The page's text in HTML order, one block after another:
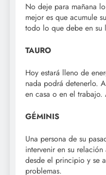
No deje para mañana
mejor es que acumule
todo lo que debe en su
TAURO
Hoy estará lleno de
nada podrá detenerlo.
en casa o en el trabajo.
GÉMINIS
Una persona de su
intervenir en su
desde el principio y se
problemas.